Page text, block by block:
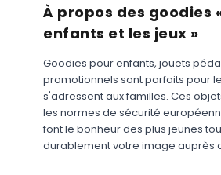
À propos des goodies
enfants et les jeux »
Goodies pour enfants, jouets
promotionnels sont parfaits pour
s'adressent aux familles. Ces
les normes de sécurité
font le bonheur des plus jeunes
durablement votre image auprès